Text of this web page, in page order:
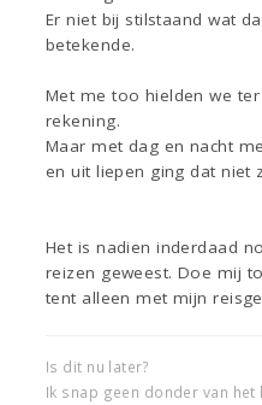
Er niet bij stilstaand wat
betekende.
Met me too hielden we
rekening.
Maar met dag en nacht
en uit liepen ging dat niet
Het is nadien inderdaad
reizen geweest. Doe mij
tent alleen met mijn
Is dit nu later?
Ik snap geen donder van het